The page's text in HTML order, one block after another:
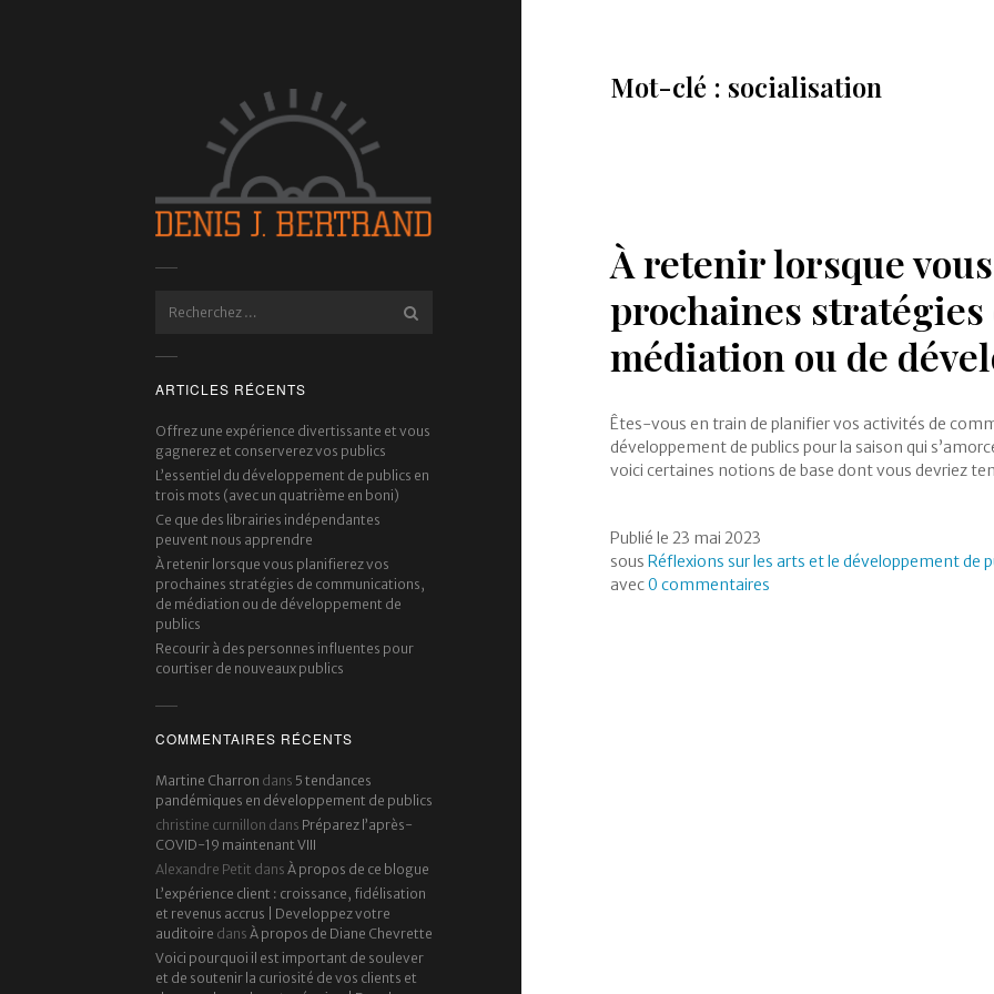
ARTICLES RÉCENTS
Offrez une expérience divertissante et vous
gagnerez et conserverez vos publics
L’essentiel du développement de publics en
trois mots (avec un quatrième en boni)
Ce que des librairies indépendantes
peuvent nous apprendre
À retenir lorsque vous planifierez vos
prochaines stratégies de communications,
de médiation ou de développement de
publics
Recourir à des personnes influentes pour
courtiser de nouveaux publics
COMMENTAIRES RÉCENTS
Martine Charron dans 5 tendances
pandémiques en développement de publics
christine curnillon dans Préparez l’après-
COVID-19 maintenant VIII
Alexandre Petit dansÀ propos de ce blogue
L’expérience client : croissance, fidélisation
et revenus accrus | Developpez votre
auditoire dansÀ propos de Diane Chevrette
Voici pourquoi il est important de soulever
et de soutenir la curiosité de vos clients et
Mot-clé : socialisation
À retenir lorsque
prochaines
médiation ou de
Êtes-vous en train de planifier vos activités de
développement de publics pour la saison qui
voici certaines notions de base dont vous devriez
Publié le23 mai 2023
sousRéflexions sur les arts et le développement de
avec0 commentaires